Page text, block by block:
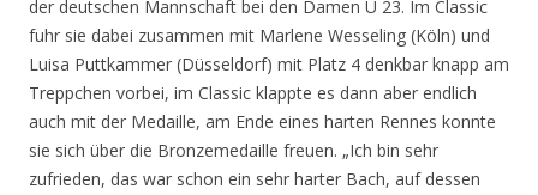
der deutschen Mannschaft bei den Damen U 23. Im Classic
fuhr sie dabei zusammen mit Marlene Wesseling (Köln) und
Luisa Puttkammer (Düsseldorf) mit Platz 4 denkbar knapp am
Treppchen vorbei, im Classic klappte es dann aber endlich
auch mit der Medaille, am Ende eines harten Rennes konnte
sie sich über die Bronzemedaille freuen. „Ich bin sehr
zufrieden, das war schon ein sehr harter Bach, auf dessen